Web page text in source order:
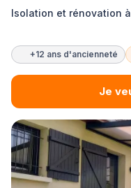
Isolation et rénovation
+12 ans d'ancienneté
Je